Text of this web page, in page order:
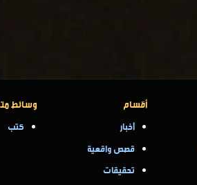
أقسام
أخبار
قصص واقعية
تحقيقات
وسائط
كتب